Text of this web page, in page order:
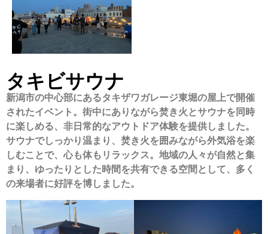
タキビサウナ
新潟市の中心部にあるタキザワガレージ東堀の屋上で開催
されたイベント。街中にありながら焚き火とサウナを同時
に楽しめる、非日常的なアウトドア体験を提供しました。
サウナでしっかり温まり、焚き火を囲みながら外気浴を楽
しむことで、心も体もリラックス。地域の人々が自然と集
まり、ゆったりとした時間を共有できる空間として、多く
の来場者に好評を博しました。